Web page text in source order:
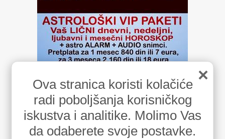
×
Ova stranica koristi kolačiće
radi poboljšanja korisničkog
iskustva i analitike. Molimo Vas
da odaberete svoje postavke.